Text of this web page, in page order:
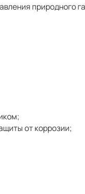
природного
от коррозии;